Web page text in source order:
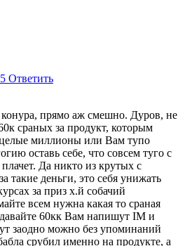
Ответить
прямо аж смешно. Дуров, не
сраных за продукт, которым
целые миллионы или Вам тупо
оставь себе, что совсем туго с
Да никто из крутых с
такие деньги, это себя унижать
за приз х.й собачий
всем нужна какая то сраная
давайте 60кк Вам напишут IM и
заодно можно без упоминаний
срубил именно на продукте, а